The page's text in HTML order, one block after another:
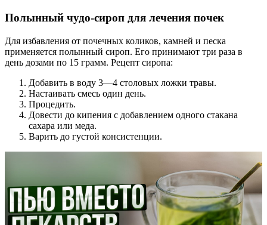
Полынный чудо-сироп для лечения почек
Для избавления от почечных коликов, камней и песка
применяется полынный сироп. Его принимают три раза в
день дозами по 15 грамм. Рецепт сиропа:
Добавить в воду 3—4 столовых ложки травы.
Настаивать смесь один день.
Процедить.
Довести до кипения с добавлением одного стакана
сахара или меда.
Варить до густой консистенции.